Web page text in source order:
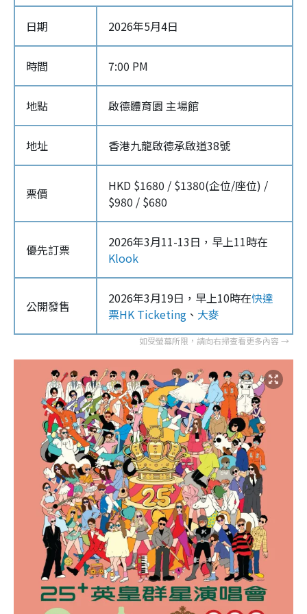
日期 2026年5月4日
時間 7:00 PM
地點 啟德體育園 主場館
地址 香港九龍啟德承啟道38號
票價
HKD $1680 / $1380(企位/座位) /
$980 / $680
優先訂票
2026年3月11-13日，早上11時在
Klook
公開發售 2026年3月19日，早上10時在快達
票HK Ticketing 、 大麥